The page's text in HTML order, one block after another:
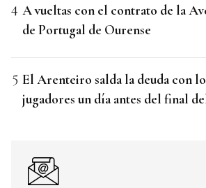
A vueltas con el contrato de la
de Portugal de Ourense
El Arenteiro salda la deuda con
jugadores un día antes del final